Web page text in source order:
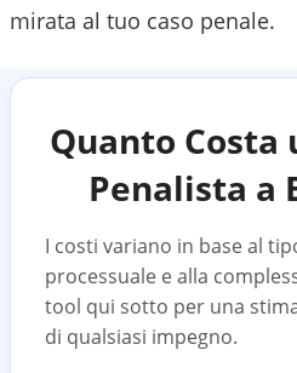
mirata al tuo caso penale.
Quanto Costa
Penalista a
I costi variano in base al
processuale e alla
tool qui sotto per una
di qualsiasi impegno.